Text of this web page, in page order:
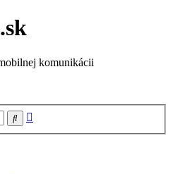
komunikácii
Hľadať